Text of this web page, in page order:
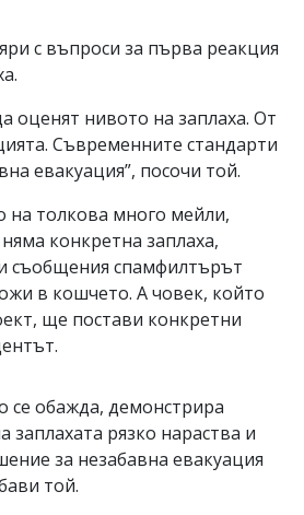
с въпроси за първа реакция
оценят нивото на заплаха. От
Съвременните стандарти
евакуация”, посочи той.
на толкова много мейли,
конкретна заплаха,
съобщения спамфилтърът
в кошчето. А човек, който
ще постави конкретни
се обажда, демонстрира
заплахата рязко нараства и
за незабавна евакуация
той.